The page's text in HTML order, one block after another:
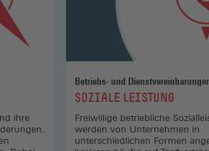
ihre
Betriebs- und
:SOZIALE LEISTUNG
Freiwillige betriebliche
werden von Unternehmen in
unterschiedlichen Formen